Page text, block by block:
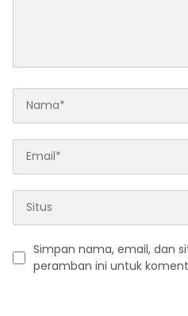
Simpan nama, email, dan
peramban ini untuk